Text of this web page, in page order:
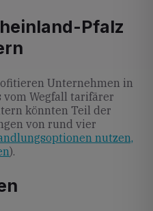
Pfalz
Unternehmen in
vom Wegfall tarifärer
könnten Teil der
von rund vier
nutzen,
).